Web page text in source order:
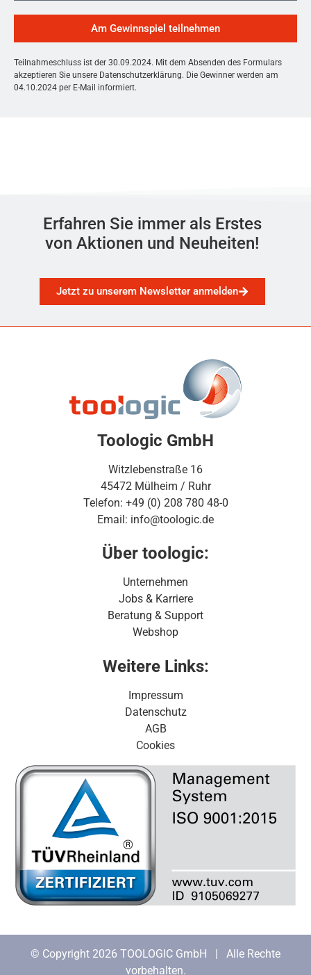
Am Gewinnspiel teilnehmen
Teilnahmeschluss ist der 30.09.2024. Mit dem Absenden des Formulars
akzeptieren Sie unsere Datenschutzerklärung. Die Gewinner werden am
04.10.2024 per E-Mail informiert.
Erfahren Sie immer als Erstes
von Aktionen und Neuheiten!
Jetzt zu unserem Newsletter anmelden
Toologic GmbH
Witzlebenstraße 16
45472 Mülheim / Ruhr
Telefon: +49 (0) 208 780 48-0
Email: info@toologic.de
Über toologic:
Unternehmen
Jobs & Karriere
Beratung & Support
Webshop
Weitere Links:
Impressum
Datenschutz
AGB
Cookies
© Copyright 2026 TOOLOGIC GmbH | Alle Rechte
vorbehalten.